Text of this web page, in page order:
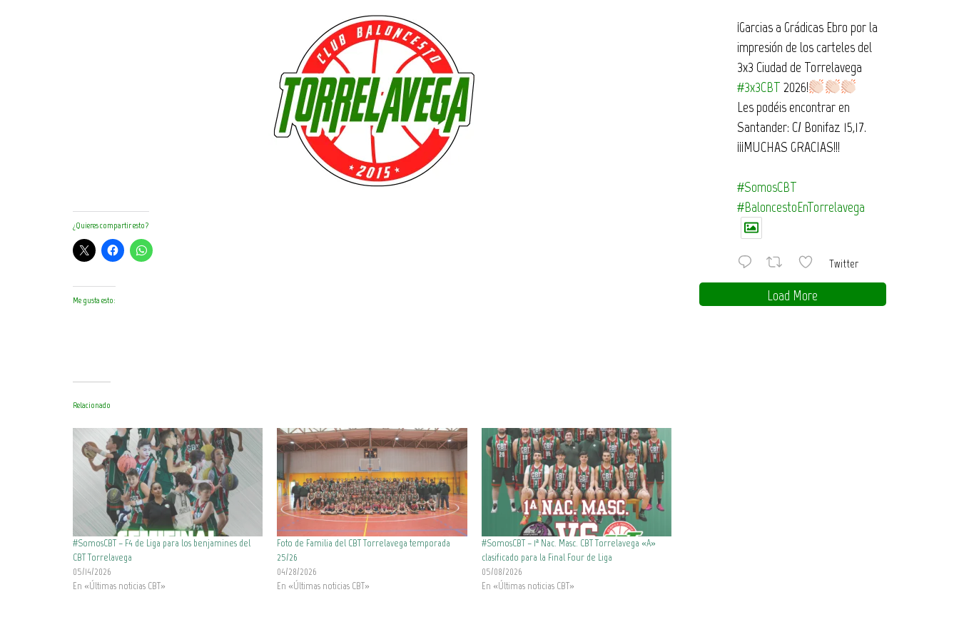
¿Quieres compartir esto?
Me gusta esto:
Relacionado
#SomosCBT – F4 de Liga para los benjamines del
CBT Torrelavega
05/14/2026
En «Últimas noticias CBT»
Foto de Familia del CBT Torrelavega temporada
25/26
04/28/2026
En «Últimas noticias CBT»
#SomosCBT – 1ª Nac. Masc. CBT Torrelavega «A»
clasificado para la Final Four de Liga
05/08/2026
En «Últimas noticias CBT»
¡Garcias a Grádicas Ebro por la
impresión de los carteles del
3x3 Ciudad de Torrelavega
#3x3CBT 2026!
Les podéis encontrar en
Santander: C/ Bonifaz 15,17.
¡¡¡MUCHAS GRACIAS!!!
#SomosCBT
#BaloncestoEnTorrelavega
Twitter
Load More